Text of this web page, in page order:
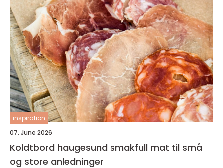
inspiration
07. June 2026
Koldtbord haugesund smakfull mat til små
og store anledninger